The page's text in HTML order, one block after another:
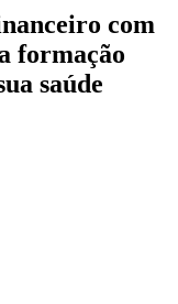
com
formação
saúde